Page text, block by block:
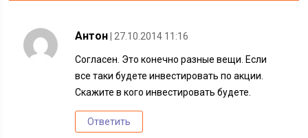
Антон | 27.10.2014 11:16
Согласен. Это конечно разные вещи. Если
все таки будете инвестировать по акции.
Скажите в кого инвестировать будете.
Ответить